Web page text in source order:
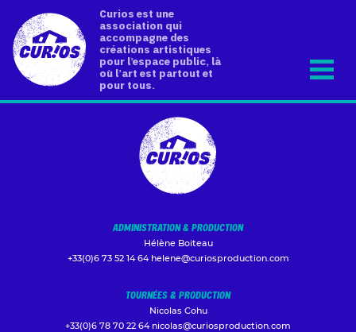
Curios est une
association qui
accompagne des
créations artistiques
pour l’espace public, là
où l’art est partout et
pour tous.
ADMINISTRATION & PRODUCTION
Hélène Boiteau
+33(0)6 73 52 14 64 helene@curiosproduction.com
TOURNÉES & PRODUCTION
Nicolas Cohu
+33(0)6 78 70 22 64 nicolas@curiosproduction.com